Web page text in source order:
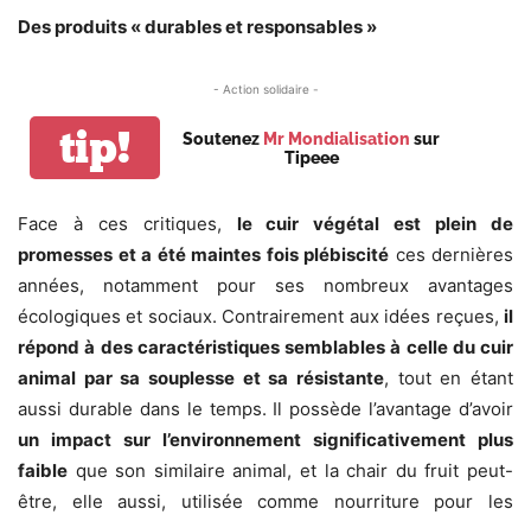
Des produits « durables et responsables »
- Action solidaire -
tip! Soutenez Mr Mondialisation sur
Tipeee
Face à ces critiques, le cuir végétal est plein de
promesses et a été maintes fois plébiscité ces dernières
années, notamment pour ses nombreux avantages
écologiques et sociaux. Contrairement aux idées reçues, il
répond à des caractéristiques semblables à celle du cuir
animal par sa souplesse et sa résistante, tout en étant
aussi durable dans le temps. Il possède l’avantage d’avoir
un impact sur l’environnement significativement plus
faible que son similaire animal, et la chair du fruit peut-
être, elle aussi, utilisée comme nourriture pour les